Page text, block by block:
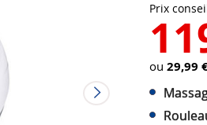
Prix
ou 29,99